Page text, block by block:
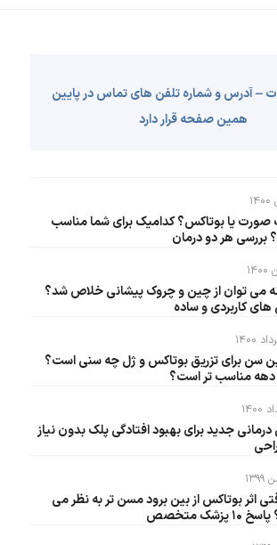
– آدرس و شماره تلفن های تماس در پایین
همین صفحه قرار دارد
صورت یا بوتاکس؟ کدامیک برای شما مناسب
بررسی هر دو درمان
می توان از چین و چروک پیشانی خلاص شد؟
کاربردی و ساده
سن برای تزریق بوتاکس و ژل چه سنی است؟
دهه مناسب تر است؟
جدید برای بهبود افتادگی پلک بدون نیاز
اثر بوتاکس از بین برود مسن تر به نظر می
پزشک متخصص